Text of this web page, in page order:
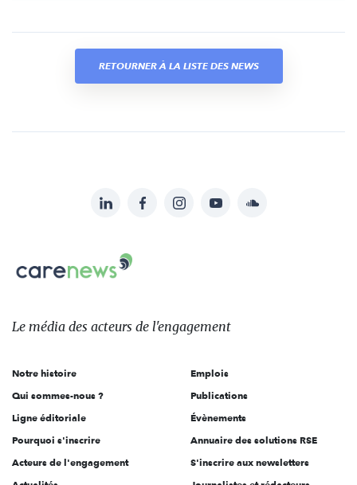
RETOURNER À LA LISTE DES NEWS
sur:
LinkedInFacebookInstagramYouTubeSoundcloud
Le
des
l'engagement
Le média des acteurs de l'engagement
Notre histoire
Qui sommes-nous ?
Ligne éditoriale
Pourquoi s'inscrire
Acteurs de l'engagement
Emplois
Publications
Évènements
Annuaire des solutions RSE
S'inscrire aux newsletters